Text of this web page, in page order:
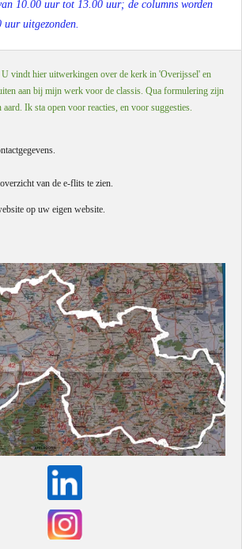
10.00 uur tot 13.00 uur; de columns worden
uur uitgezonden.
U vindt hier uitwerkingen over de kerk in 'Overijssel' en
aan bij mijn werk voor de classis. Qua formulering zijn
Ik sta open voor reacties, en voor suggesties.
van de e-flits te zien.
op uw eigen website.